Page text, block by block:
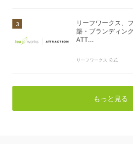
リーフワークス、
築・ブランディン
ATT...
リーフワークス 公式
もっと見る